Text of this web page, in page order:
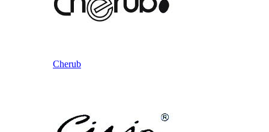
Cherub